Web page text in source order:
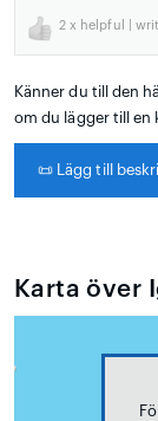
2 x helpful |
Känner du till den
om du lägger till en
📜 Lägg till
Karta över